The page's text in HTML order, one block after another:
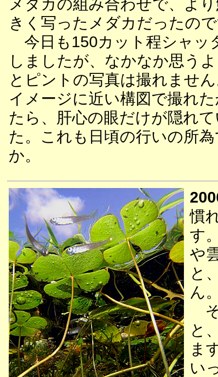
メダカの組み合わせで、よ
きく写ったメダカだったの
今日も150カット程シャッ
しましたが、なかなか思う
とピントの写真は撮れませ
イメージに近い構図で撮れ
たら、肝心の眼だけが隠れ
た。これも日頃の行いの所
か。
慣
す
や
と
ん
と
ま
い